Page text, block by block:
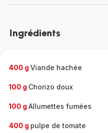
-
gamme
Ingrédients
400 g Viande hachée
100 g Chorizo doux
100 g Allumettes fumées
400 g pulpe de tomate